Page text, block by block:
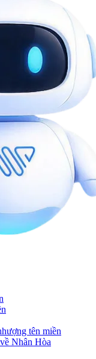
tên miền
Nhân Hòa